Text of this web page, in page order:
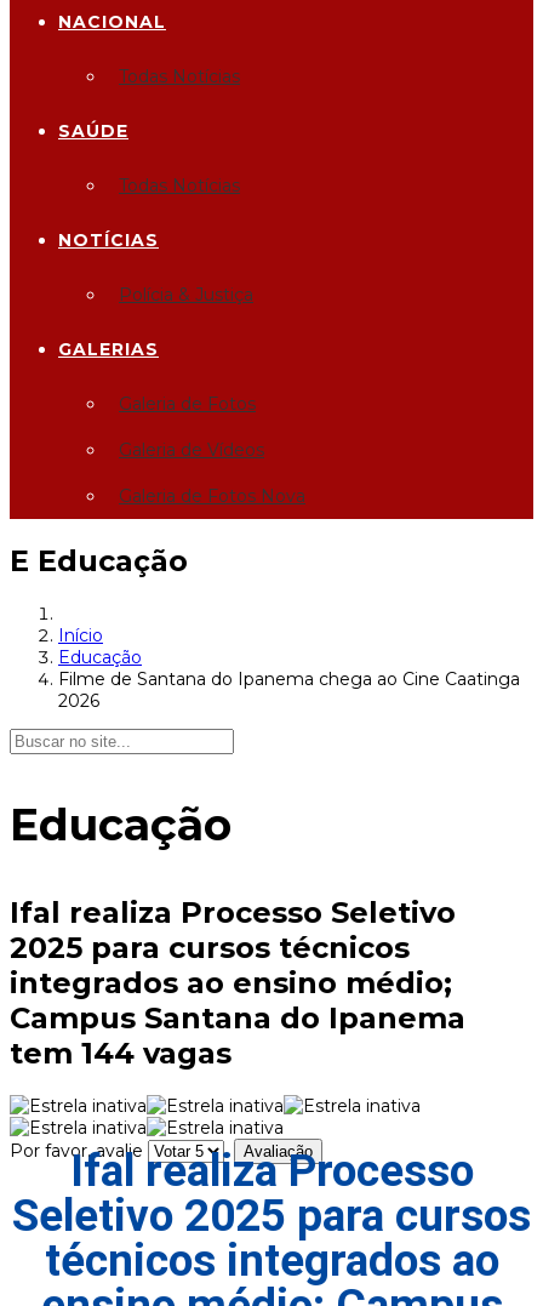
NACIONAL
Todas Notícias
SAÚDE
Todas Notícias
NOTÍCIAS
Polícia & Justiça
GALERIAS
Galeria de Fotos
Galeria de Vídeos
Galeria de Fotos Nova
E Educação
Início
Educação
Filme de Santana do Ipanema chega ao Cine Caatinga
2026
Educação
Ifal realiza Processo Seletivo
2025 para cursos técnicos
integrados ao ensino médio;
Campus Santana do Ipanema
tem 144 vagas
Por favor, avalie
Ifal realiza Processo
Seletivo 2025 para cursos
técnicos integrados ao